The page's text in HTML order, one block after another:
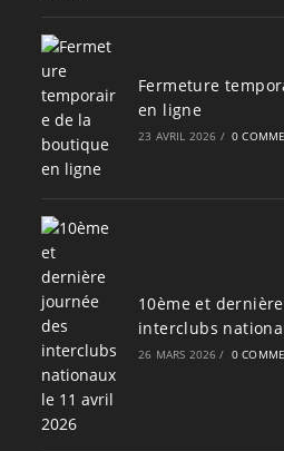
Fermeture
en ligne
23 AVRIL 2026 / 0
10ème et
interclubs
26 MARS 2026 / 0